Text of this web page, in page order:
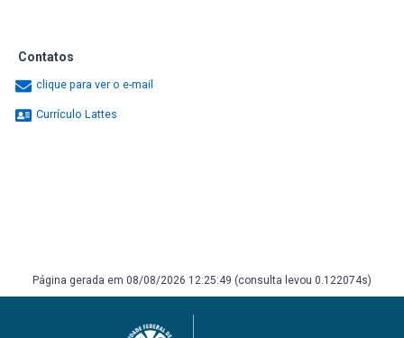
Contatos
clique para ver o e-mail
Currículo Lattes
Página gerada em 08/08/2026 12:25:49 (consulta levou 0.122074s)